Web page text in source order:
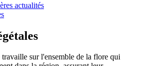
actualités
sur l'ensemble de la flore qui